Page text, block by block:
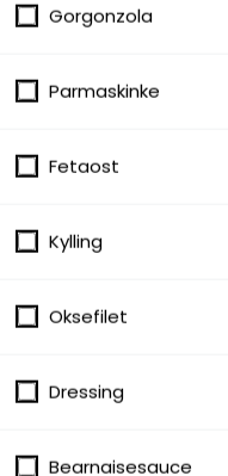
Gorgonzola
Parmaskinke
Fetaost
Kylling
Oksefilet
Dressing
Bearnaisesauce